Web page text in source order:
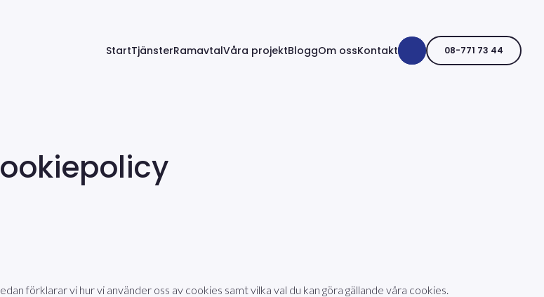
StartTjänsterRamavtalVåra projektBloggOm ossKontakt 08-771 73 44
förklarar vi hur vi använder oss av cookies samt vilka val du kan göra gällande våra cookies.